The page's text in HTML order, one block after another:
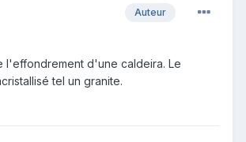
Auteur
l'effondrement d'une caldeira. Le
tel un granite.